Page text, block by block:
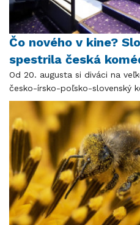
Čo nového v kine?
spestrila česká
Od 20. augusta si diváci na
česko-írsko-poľsko-slovenský